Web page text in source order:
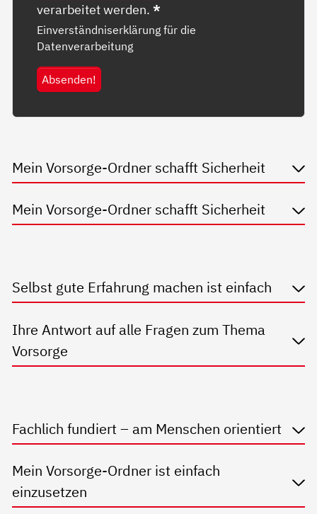
verarbeitet werden.*
Einverständniserklärung für die
Datenverarbeitung
Absenden!
Mein Vorsorge-Ordner schafft Sicherheit
Mein Vorsorge-Ordner schafft Sicherheit
Selbst gute Erfahrung machen ist einfach
Ihre Antwort auf alle Fragen zum Thema
Vorsorge
Fachlich fundiert – am Menschen orientiert
Mein Vorsorge-Ordner ist einfach
einzusetzen